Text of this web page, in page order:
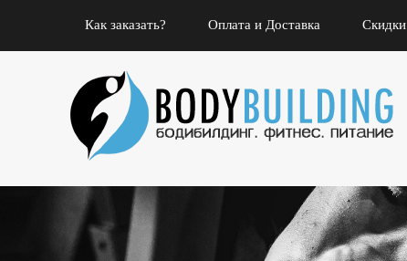
Как заказать? Оплата и Доставка Скидки